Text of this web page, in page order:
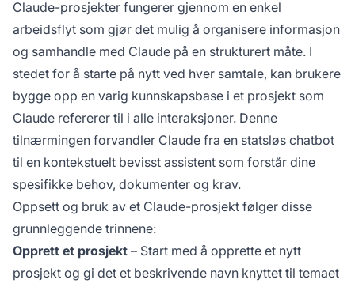
Claude-prosjekter fungerer gjennom en enkel
arbeidsflyt som gjør det mulig å organisere informasjon
og samhandle med Claude på en strukturert måte. I
stedet for å starte på nytt ved hver samtale, kan brukere
bygge opp en varig kunnskapsbase i et prosjekt som
Claude refererer til i alle interaksjoner. Denne
tilnærmingen forvandler Claude fra en statsløs chatbot
til en kontekstuelt bevisst assistent som forstår dine
spesifikke behov, dokumenter og krav.
Oppsett og bruk av et Claude-prosjekt følger disse
grunnleggende trinnene:
Opprett et prosjekt – Start med å opprette et nytt
prosjekt og gi det et beskrivende navn knyttet til temaet